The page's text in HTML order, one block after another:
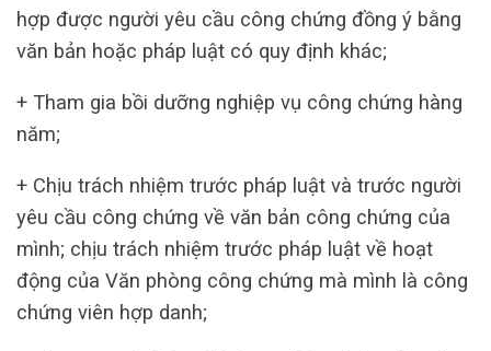
hợp được người yêu cầu công chứng đồng ý bằng
văn bản hoặc pháp luật có quy định khác;
+ Tham gia bồi dưỡng nghiệp vụ công chứng hàng
năm;
+ Chịu trách nhiệm trước pháp luật và trước người
yêu cầu công chứng về văn bản công chứng của
mình; chịu trách nhiệm trước pháp luật về hoạt
động của Văn phòng công chứng mà mình là công
chứng viên hợp danh;